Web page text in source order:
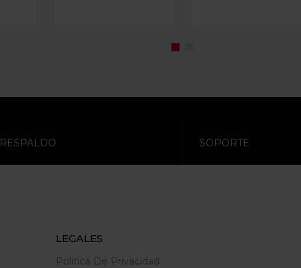
RESPALDO SOPORTE
LEGALES
Politica De Privacidad